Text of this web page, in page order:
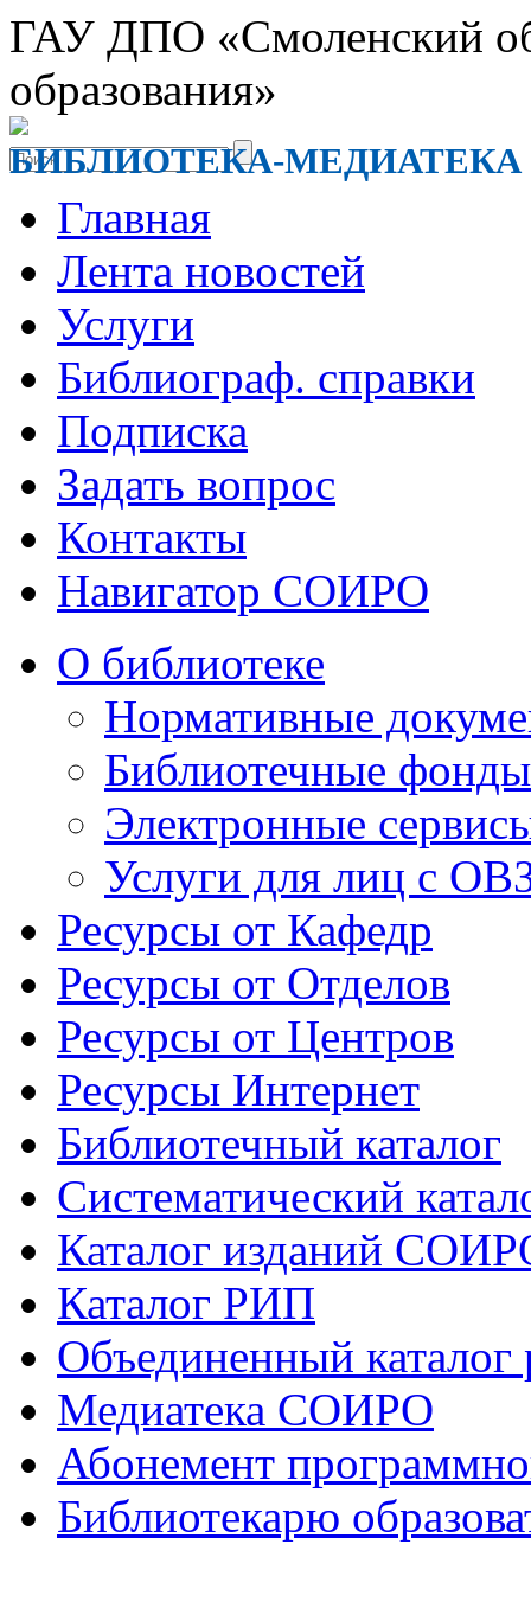
ГАУ ДПО «Смоленский
образования»
БИБЛИОТЕКА-МЕДИАТЕКА
Главная
Лента новостей
Услуги
Библиограф. справки
Подписка
Задать вопрос
Контакты
Навигатор СОИРО
О библиотеке
Нормативные
Библиотечные фонды
Электронные
Услуги для лиц с
Ресурсы от Кафедр
Ресурсы от Отделов
Ресурсы от Центров
Ресурсы Интернет
Библиотечный каталог
Систематический
Каталог изданий
Каталог РИП
Объединенный
Медиатека СОИРО
Абонемент
Библиотекарю